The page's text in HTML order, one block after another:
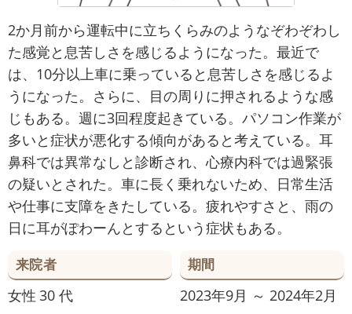
2か月前から運転中に立ちくらみのようなぞわぞわし
た感覚と息苦しさを感じるようになった。最近で
は、10分以上車に乗っていると息苦しさを感じるよ
うになった。さらに、目の周りに押されるような感
じもある。週に3回程度起きている。パソコン作業が
多いと症状が悪化する傾向があると考えている。耳
鼻科では異常なしと診断され、心療内科では過緊張
の疑いとされた。車に長く乗れないため、日常生活
や仕事に支障をきたしている。疲れやすさと、雨の
日に耳がぽわーんとするという症状もある。
来院者
女性 30 代
期間
2023年9月 ～ 2024年2月